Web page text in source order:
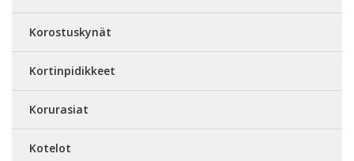
Korostuskynät
Kortinpidikkeet
Korurasiat
Kotelot